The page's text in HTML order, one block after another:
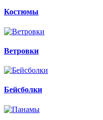
Костюмы
Ветровки
Бейсболки